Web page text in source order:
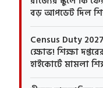
বড় আপডেট দিল
Census Duty
ক্ষোভ! শিক্ষা
হাইকোর্টে মামলা